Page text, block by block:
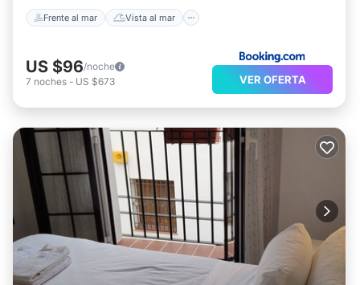
Frente al mar Vista al mar
US $96/noche
7 noches - US $673 VER OFERTA